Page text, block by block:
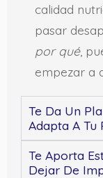
calidad
pasar
por qué,
empezar a
Te Da Un
Adapta A Tu
Te Aporta
Dejar De